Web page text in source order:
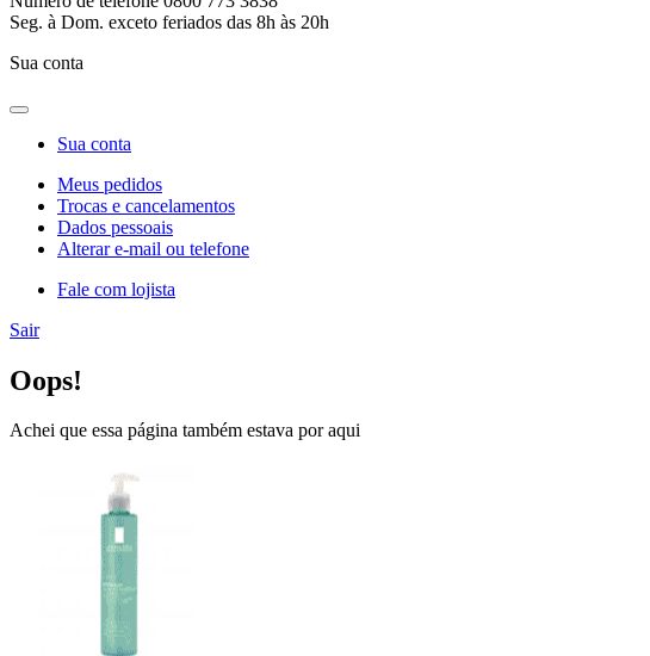
Seg. à Dom. exceto feriados das 8h às 20h
Sua conta
Sua conta
Meus pedidos
Trocas e cancelamentos
Dados pessoais
Alterar e-mail ou telefone
Fale com lojista
Sair
Oops!
Achei que essa página também estava por aqui